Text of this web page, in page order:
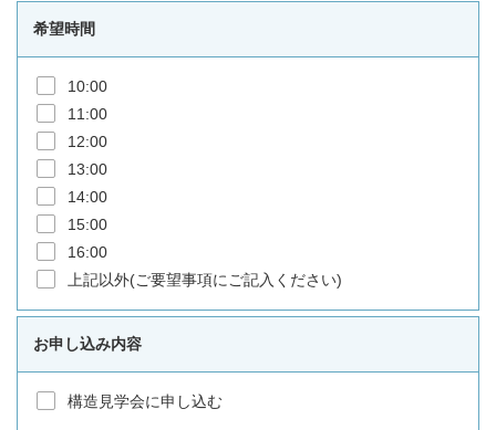
希望時間
10:00
11:00
12:00
13:00
14:00
15:00
16:00
上記以外(ご要望事項にご記入ください)
お申し込み内容
構造見学会に申し込む